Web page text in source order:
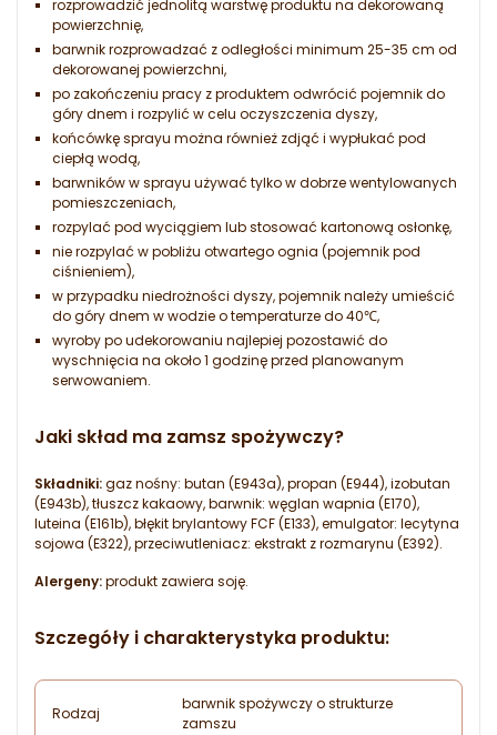
rozprowadzić jednolitą warstwę produktu na dekorowaną
powierzchnię,
barwnik rozprowadzać z odległości minimum 25-35 cm od
dekorowanej powierzchni,
po zakończeniu pracy z produktem odwrócić pojemnik do
góry dnem i rozpylić w celu oczyszczenia dyszy,
końcówkę sprayu można również zdjąć i wypłukać pod
ciepłą wodą,
barwników w sprayu używać tylko w dobrze wentylowanych
pomieszczeniach,
rozpylać pod wyciągiem lub stosować kartonową osłonkę,
nie rozpylać w pobliżu otwartego ognia (pojemnik pod
ciśnieniem),
w przypadku niedrożności dyszy, pojemnik należy umieścić
do góry dnem w wodzie o temperaturze do 40℃,
wyroby po udekorowaniu najlepiej pozostawić do
wyschnięcia na około 1 godzinę przed planowanym
serwowaniem.
Jaki skład ma zamsz spożywczy?
Składniki:gaz nośny: butan (E943a), propan (E944), izobutan
(E943b), tłuszcz kakaowy, barwnik: węglan wapnia (E170),
luteina (E161b), błękit brylantowy FCF (E133), emulgator: lecytyna
sojowa (E322), przeciwutleniacz: ekstrakt z rozmarynu (E392).
Alergeny:produkt zawiera soję.
Szczegóły i charakterystyka produktu:
Rodzaj
barwnik spożywczy o strukturze
zamszu